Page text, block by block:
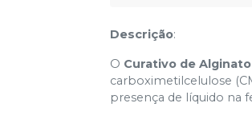
Descrição:
O Curativo de
carboximetilcelulose
presença de líquido na